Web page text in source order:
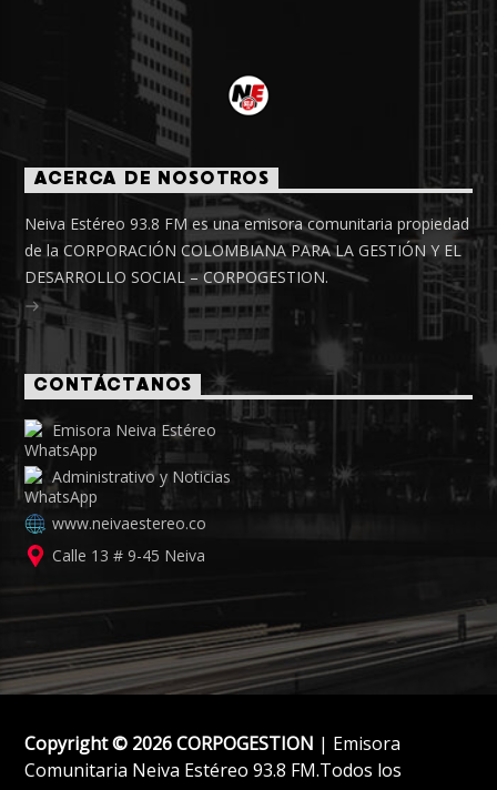
ACERCA DE NOSOTROS
Neiva Estéreo 93.8 FM es una emisora comunitaria propiedad
de la CORPORACIÓN COLOMBIANA PARA LA GESTIÓN Y EL
DESARROLLO SOCIAL – CORPOGESTION.
CONTÁCTANOS
Emisora Neiva Estéreo
Administrativo y Noticias
www.neivaestereo.co
Calle 13 # 9-45 Neiva
Copyright © 2026 CORPOGESTION | Emisora
Comunitaria Neiva Estéreo 93.8 FM.Todos los